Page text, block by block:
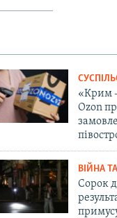
«Крим
Ozon
ВІЙНА
Сорок